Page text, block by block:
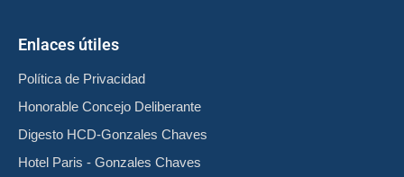
Enlaces útiles
Política de Privacidad
Honorable Concejo Deliberante
Digesto HCD-Gonzales Chaves
Hotel Paris - Gonzales Chaves